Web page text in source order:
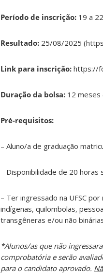
Período de inscrição: 19 a
Resultado: 25/08/2025
Link para inscrição: https://
Duração da bolsa: 12 meses
Pré-requisitos:
– Aluno/a de graduação
– Disponibilidade de 20 horas
– Ter ingressado na UFSC
indígenas, quilombolas,
transgêneras e/ou não
*Alunos/as que não
comprobatória e serão
para o candidato aprovado.